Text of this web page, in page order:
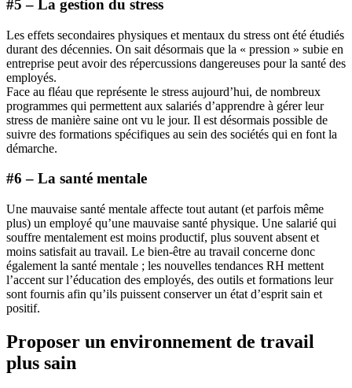
#5 – La gestion du stress
Les effets secondaires physiques et mentaux du stress ont été étudiés
durant des décennies. On sait désormais que la « pression » subie en
entreprise peut avoir des répercussions dangereuses pour la santé des
employés.
Face au fléau que représente le stress aujourd’hui, de nombreux
programmes qui permettent aux salariés d’apprendre à gérer leur
stress de manière saine ont vu le jour. Il est désormais possible de
suivre des formations spécifiques au sein des sociétés qui en font la
démarche.
#6 – La santé mentale
Une mauvaise santé mentale affecte tout autant (et parfois même
plus) un employé qu’une mauvaise santé physique. Une salarié qui
souffre mentalement est moins productif, plus souvent absent et
moins satisfait au travail. Le bien-être au travail concerne donc
également la santé mentale ; les nouvelles tendances RH mettent
l’accent sur l’éducation des employés, des outils et formations leur
sont fournis afin qu’ils puissent conserver un état d’esprit sain et
positif.
Proposer un environnement de travail
plus sain